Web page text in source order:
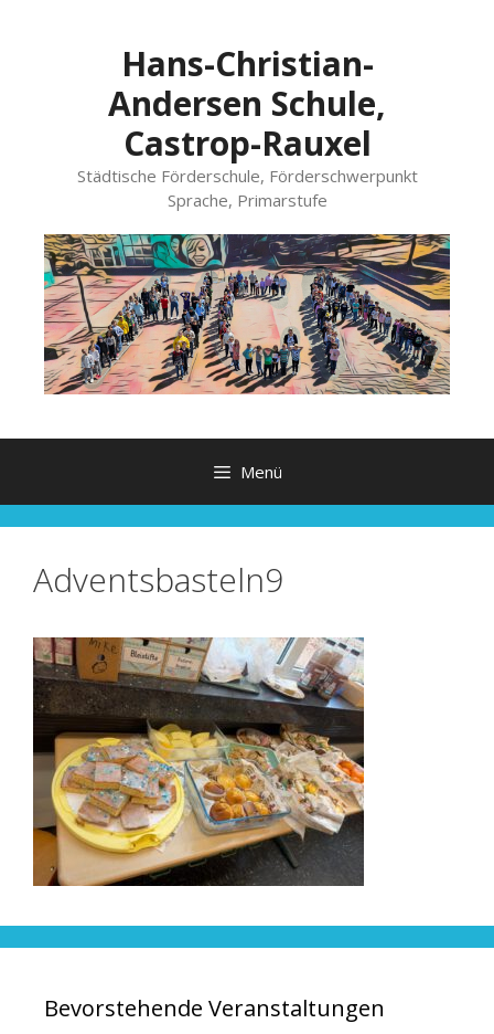
Hans-Christian-
Andersen Schule,
Castrop-Rauxel
Städtische Förderschule, Förderschwerpunkt
Sprache, Primarstufe
Menü
Adventsbasteln9
Bevorstehende Veranstaltungen